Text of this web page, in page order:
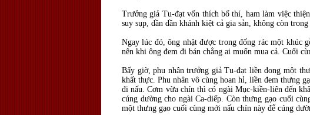
Trưởng giả Tu-đạt vốn thích bố thí, ham làm việc
suy sụp, dần dần khánh kiệt cả gia sản, không còn
Ngay lúc đó, ông nhặt được trong đống rác một khúc
nên khi ông đem đi bán chẳng ai muốn mua cả. Cuối
Bấy giờ, phu nhân trưởng giả Tu-đạt liền đong một
khất thực. Phu nhân vô cùng hoan hỉ, liền đem thưng
đi nấu. Cơm vừa chín thì có ngài Mục-kiền-liên đến
cúng dường cho ngài Ca-diếp. Còn thưng gạo cuối
một thưng gạo cuối cùng mới nấu chín này để cúng